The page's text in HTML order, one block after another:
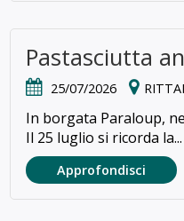
Pastasciutta
25/07/2026
In borgata Paraloup,
Il 25 luglio si ricorda la...
Approfondisci